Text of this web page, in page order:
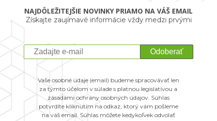
NAJDÔLEŽITEJŠIE NOVINKY PRIAMO NA VÁŠ EMAIL
Získajte zaujímavé informácie vždy medzi prvými
Odoberať
Vaše osobné údaje (email) budeme spracovávať len
za týmto účelom v súlade s platnou legislatívou a
zásadami ochrany osobných údajov. Súhlas
potvrdíte kliknutím na odkaz, ktorý vám pošleme
na váš email. Súhlas môžete kedykoľvek odvolať